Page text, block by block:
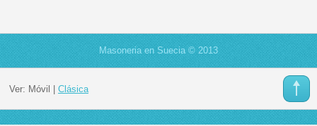
Masoneria en Suecia © 2013
Ver: Móvil Clásica